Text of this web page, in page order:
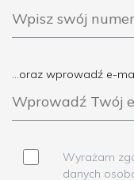
...oraz wprowadź e-
Wyrażam
danych